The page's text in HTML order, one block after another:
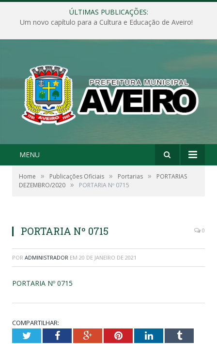
ÚLTIMAS PUBLICAÇÕES:
Um novo capítulo para a Cultura e Educação de Aveiro!
MENU
Home » Publicações Oficiais » Portarias »
PORTARIAS
DEZEMBRO/2020 » PORTARIA Nº 0715
PORTARIA Nº 0715 0
POR ADMINISTRADOR EM 20 DE JANEIRO DE 2021
PORTARIA Nº 0715
COMPARTILHAR:
TwitterFacebookGoogle+PinterestLinkedInTumblr